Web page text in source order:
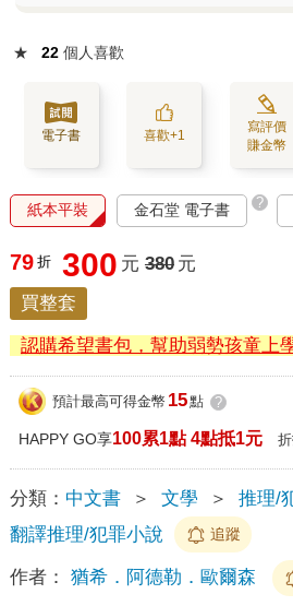
★ 22 個人喜歡
電子書 喜歡+1
寫評價
賺金幣
紙本平裝 金石堂 電子書 ?
79 折 300 元 380 元
買整套
認購希望書包，幫助弱勢孩童上
預計最高可得金幣 15點 ?
HAPPY GO享100累1點 4點抵1元
分類： 中文書 ＞ 文學 ＞ 推理/
翻譯推理/犯罪小說
追蹤
作者： 猶希．阿德勒．歐爾森